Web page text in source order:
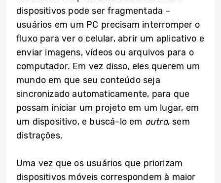
dispositivos pode ser fragmentada –
usuários em um PC precisam interromper o
fluxo para ver o celular, abrir um aplicativo e
enviar imagens, vídeos ou arquivos para o
computador. Em vez disso, eles querem um
mundo em que seu conteúdo seja
sincronizado automaticamente, para que
possam iniciar um projeto em um lugar, em
um dispositivo, e buscá-lo em outro, sem
distrações.
Uma vez que os usuários que priorizam
dispositivos móveis correspondem à maior